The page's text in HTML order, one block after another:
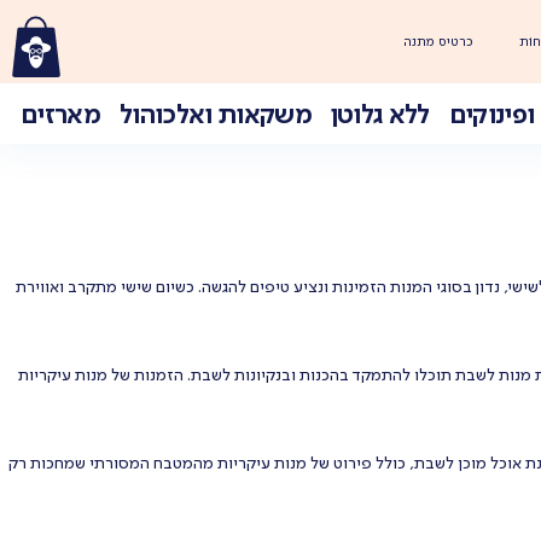
כרטיס מתנה
ללא גלוטן משקאות ואלכוהול מארזים
נדון בסוגי המנות הזמינות ונציע טיפים להגשה. כשיום שישי מתקרב ואווירת
לשבת תוכלו להתמקד בהכנות ובנקיונות לשבת. הזמנות של מנות עיקריות
אוכל מוכן לשבת, כולל פירוט של מנות עיקריות מהמטבח המסורתי שמחכות רק